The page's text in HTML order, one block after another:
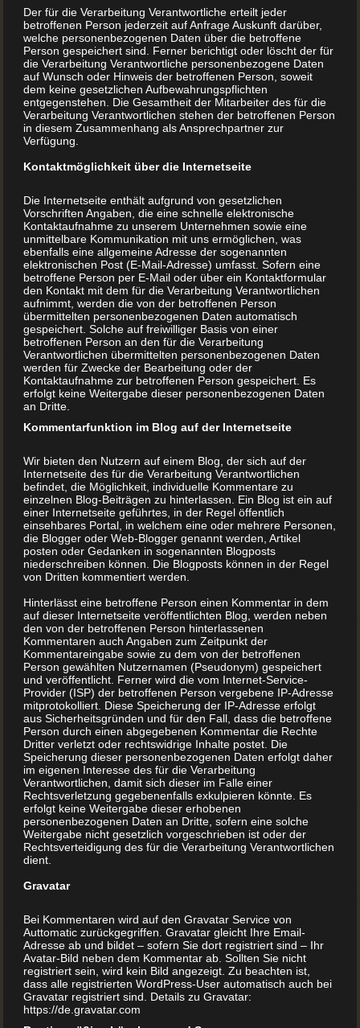
Erfindung des modernen Buchdruck-Verfahrens.
Die Erfindung des Buchdrucks mit Lettern
Der für die Verarbeitung Verantwortliche erteilt jeder
betroffenen Person jederzeit auf Anfrage Auskunft darüber,
welche personenbezogenen Daten über die betroffene
Person gespeichert sind. Ferner berichtigt oder löscht der für
die Verarbeitung Verantwortliche personenbezogene Daten
auf Wunsch oder Hinweis der betroffenen Person, soweit
dem keine gesetzlichen Aufbewahrungspflichten
entgegenstehen. Die Gesamtheit der Mitarbeiter des für die
Verarbeitung Verantwortlichen stehen der betroffenen Person
in diesem Zusammenhang als Ansprechpartner zur
Verfügung.
Kontaktmöglichkeit über die Internetseite
Die Internetseite enthält aufgrund von gesetzlichen
Vorschriften Angaben, die eine schnelle elektronische
Kontaktaufnahme zu unserem Unternehmen sowie eine
unmittelbare Kommunikation mit uns ermöglichen, was
ebenfalls eine allgemeine Adresse der sogenannten
elektronischen Post (E-Mail-Adresse) umfasst. Sofern eine
betroffene Person per E-Mail oder über ein Kontaktformular
den Kontakt mit dem für die Verarbeitung Verantwortlichen
aufnimmt, werden die von der betroffenen Person
übermittelten personenbezogenen Daten automatisch
gespeichert. Solche auf freiwilliger Basis von einer
betroffenen Person an den für die Verarbeitung
Verantwortlichen übermittelten personenbezogenen Daten
werden für Zwecke der Bearbeitung oder der
Kontaktaufnahme zur betroffenen Person gespeichert. Es
erfolgt keine Weitergabe dieser personenbezogenen Daten
an Dritte.
Kommentarfunktion im Blog auf der Internetseite
Wir bieten den Nutzern auf einem Blog, der sich auf der
Internetseite des für die Verarbeitung Verantwortlichen
befindet, die Möglichkeit, individuelle Kommentare zu
einzelnen Blog-Beiträgen zu hinterlassen. Ein Blog ist ein auf
einer Internetseite geführtes, in der Regel öffentlich
einsehbares Portal, in welchem eine oder mehrere Personen,
die Blogger oder Web-Blogger genannt werden, Artikel
posten oder Gedanken in sogenannten Blogposts
niederschreiben können. Die Blogposts können in der Regel
von Dritten kommentiert werden.
Hinterlässt eine betroffene Person einen Kommentar in dem
auf dieser Internetseite veröffentlichten Blog, werden neben
den von der betroffenen Person hinterlassenen
Kommentaren auch Angaben zum Zeitpunkt der
Kommentareingabe sowie zu dem von der betroffenen
Person gewählten Nutzernamen (Pseudonym) gespeichert
und veröffentlicht. Ferner wird die vom Internet-Service-
Provider (ISP) der betroffenen Person vergebene IP-Adresse
mitprotokolliert. Diese Speicherung der IP-Adresse erfolgt
aus Sicherheitsgründen und für den Fall, dass die betroffene
Person durch einen abgegebenen Kommentar die Rechte
Dritter verletzt oder rechtswidrige Inhalte postet. Die
Speicherung dieser personenbezogenen Daten erfolgt daher
im eigenen Interesse des für die Verarbeitung
Verantwortlichen, damit sich dieser im Falle einer
Rechtsverletzung gegebenenfalls exkulpieren könnte. Es
erfolgt keine Weitergabe dieser erhobenen
personenbezogenen Daten an Dritte, sofern eine solche
Weitergabe nicht gesetzlich vorgeschrieben ist oder der
Rechtsverteidigung des für die Verarbeitung Verantwortlichen
dient.
Gravatar
Bei Kommentaren wird auf den Gravatar Service von
Auttomatic zurückgegriffen. Gravatar gleicht Ihre Email-
Adresse ab und bildet – sofern Sie dort registriert sind – Ihr
Avatar-Bild neben dem Kommentar ab. Sollten Sie nicht
registriert sein, wird kein Bild angezeigt. Zu beachten ist,
dass alle registrierten WordPress-User automatisch auch bei
Gravatar registriert sind. Details zu Gravatar:
https://de.gravatar.com